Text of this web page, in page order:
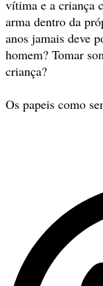
vítima e a criança
arma dentro da
anos jamais deve
homem? Tomar
criança?
Os papeis como